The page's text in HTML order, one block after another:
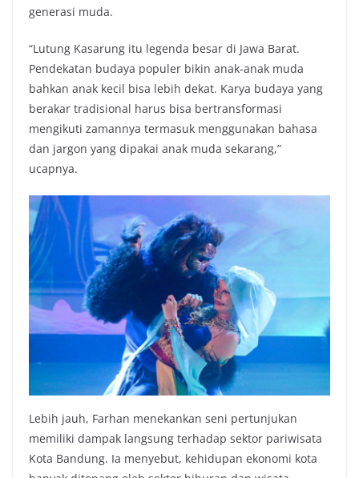
generasi muda.
“Lutung Kasarung itu legenda besar di Jawa Barat.
Pendekatan budaya populer bikin anak-anak muda
bahkan anak kecil bisa lebih dekat. Karya budaya yang
berakar tradisional harus bisa bertransformasi
mengikuti zamannya termasuk menggunakan bahasa
dan jargon yang dipakai anak muda sekarang,”
ucapnya.
Lebih jauh, Farhan menekankan seni pertunjukan
memiliki dampak langsung terhadap sektor pariwisata
Kota Bandung. Ia menyebut, kehidupan ekonomi kota